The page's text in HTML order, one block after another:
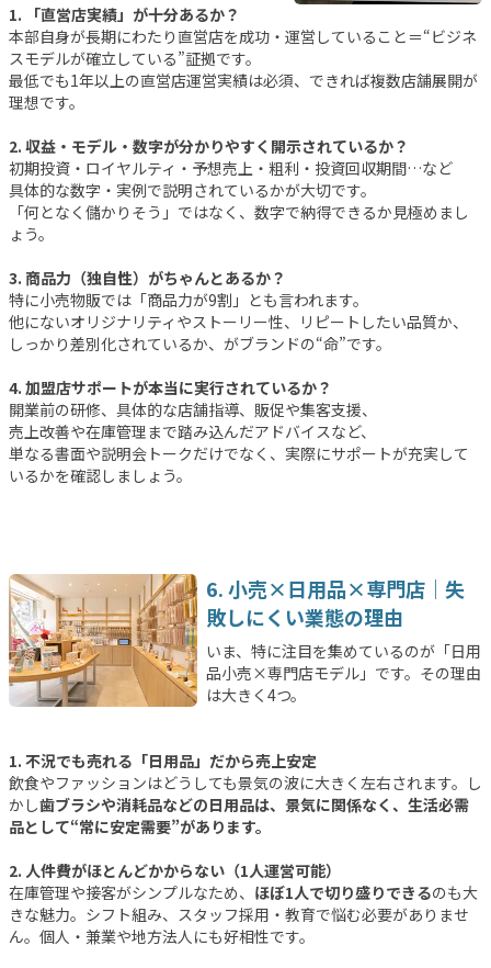
1. 「直営店実績」が十分あるか？
本部自身が長期にわたり直営店を成功・運営していること＝“ビジネ
スモデルが確立している”証拠です。
最低でも1年以上の直営店運営実績は必須、できれば複数店舗展開が
理想です。
2. 収益・モデル・数字が分かりやすく開示されているか？
初期投資・ロイヤルティ・予想売上・粗利・投資回収期間…など
具体的な数字・実例で説明されているかが大切です。
「何となく儲かりそう」ではなく、数字で納得できるか見極めまし
ょう。
3. 商品力（独自性）がちゃんとあるか？
特に小売物販では「商品力が9割」とも言われます。
他にないオリジナリティやストーリー性、リピートしたい品質か、
しっかり差別化されているか、がブランドの“命”です。
4. 加盟店サポートが本当に実行されているか？
開業前の研修、具体的な店舗指導、販促や集客支援、
売上改善や在庫管理まで踏み込んだアドバイスなど、
単なる書面や説明会トークだけでなく、実際にサポートが充実して
いるかを確認しましょう。
6. 小売×日用品×専門店｜失
敗しにくい業態の理由
いま、特に注目を集めているのが「日用
品小売×専門店モデル」です。その理由
は大きく4つ。
1. 不況でも売れる「日用品」だから売上安定
飲食やファッションはどうしても景気の波に大きく左右されます。し
かし歯ブラシや消耗品などの日用品は、景気に関係なく、生活必需
品として“常に安定需要”があります。
2. 人件費がほとんどかからない（1人運営可能）
在庫管理や接客がシンプルなため、 ほぼ1人で切り盛りできるのも大
きな魅力。シフト組み、スタッフ採用・教育で悩む必要がありませ
ん。個人・兼業や地方法人にも好相性です。